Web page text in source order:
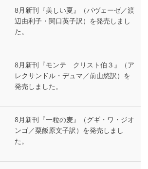
8月新刊『美しい夏』（パヴェーゼ／渡
辺由利子・関口英子訳）を発売しまし
た。
8月新刊『モンテ゠クリスト伯３』（ア
レクサンドル・デュマ／前山悠訳）を
発売しました。
8月新刊『一粒の麦』（グギ・ワ・ジオ
ンゴ／粟飯原文子訳）を発売しまし
た。